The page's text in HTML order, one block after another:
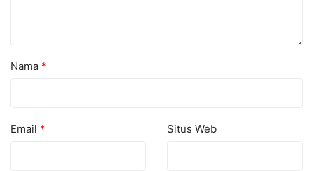
Nama *
Email * Situs Web